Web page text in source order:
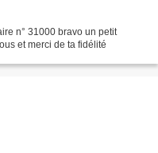
n° 31000 bravo un petit
et merci de ta fidélité